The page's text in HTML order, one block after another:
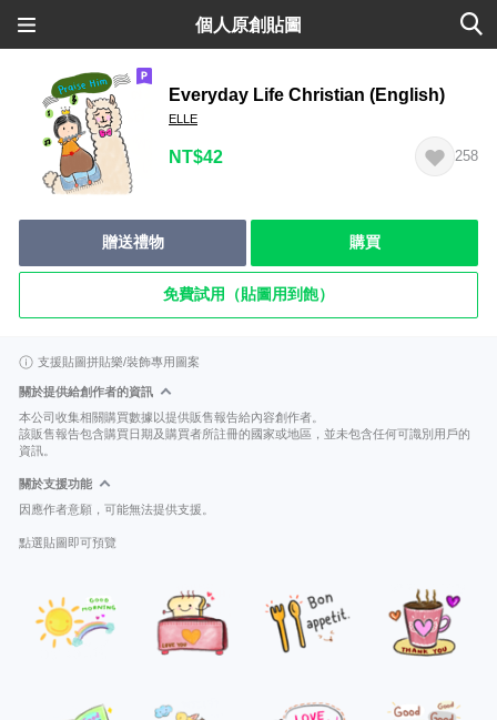
個人原創貼圖
Everyday Life Christian (English)
ELLE
NT$42 258
贈送禮物 購買
免費試用（貼圖用到飽）
支援貼圖拼貼樂/裝飾專用圖案
關於提供給創作者的資訊
本公司收集相關購買數據以提供販售報告給內容創作者。
該販售報告包含購買日期及購買者所註冊的國家或地區，並未包含任何可識別用戶的
資訊。
關於支援功能
因應作者意願，可能無法提供支援。
點選貼圖即可預覽